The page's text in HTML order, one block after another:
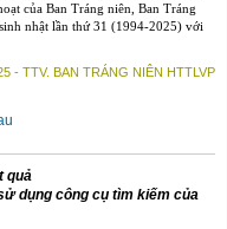
của Ban Tráng niên, Ban Tráng
nhật lần thứ 31 (1994-2025) với
- TTV. BAN TRÁNG NIÊN HTTLVP
quả
dụng công cụ tìm kiếm của